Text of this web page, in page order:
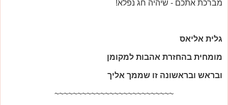
מברכת אתכם - שיהיה חג נפלא!
גלית אליאס
מומחית בהחזרת אהבות למקומן
ובראש ובראשונה זו שממך אליך
~~~~~~~~~~~~~~~~~~~~~~~~~~